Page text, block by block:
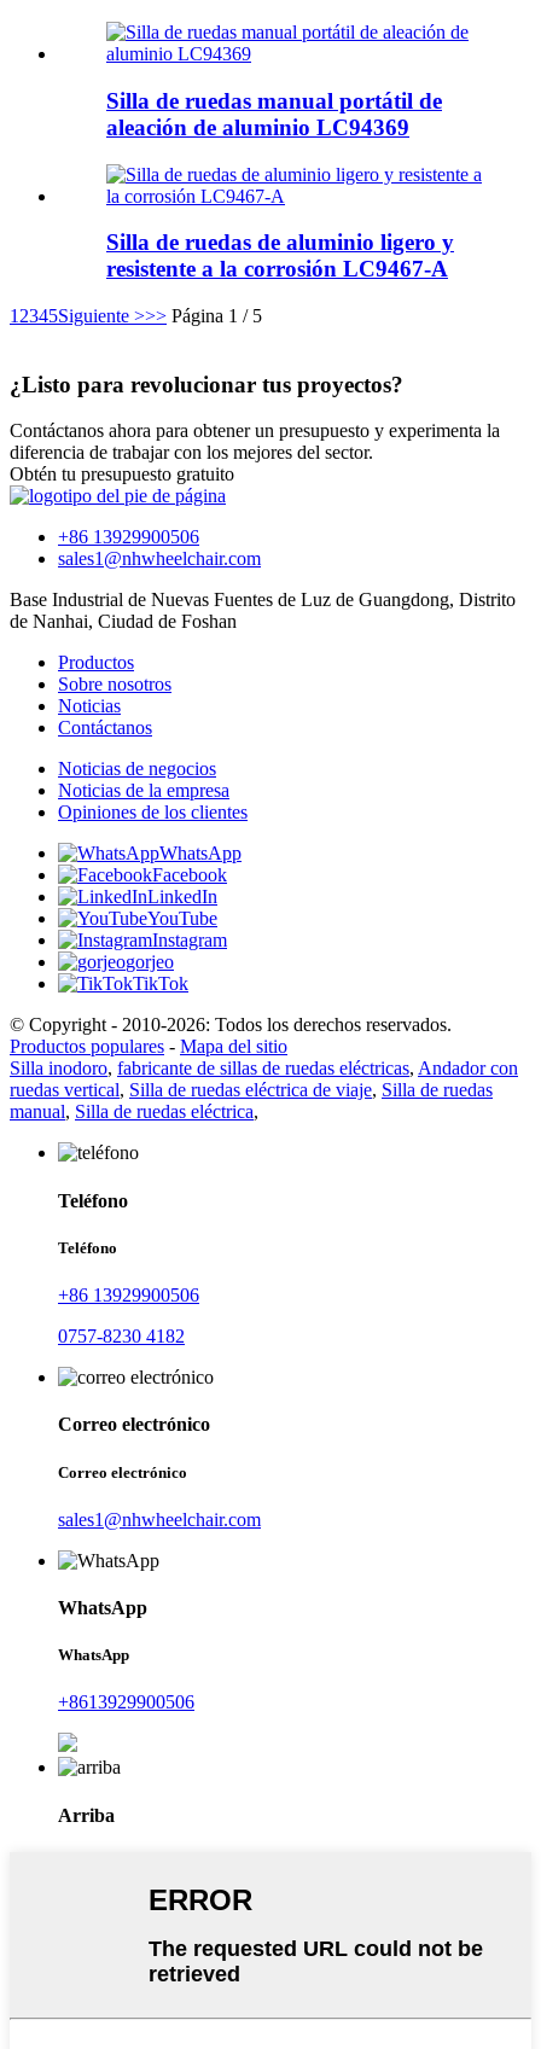
Silla de ruedas manual portátil de
aleación de aluminio LC94369
Silla de ruedas de aluminio ligero y
resistente a la corrosión LC9467-A
1 2345Siguiente >>> Página 1 / 5
¿Listo para revolucionar tus proyectos?
Contáctanos ahora para obtener un presupuesto y experimenta la
diferencia de trabajar con los mejores del sector.
Obtén tu presupuesto gratuito
+86 13929900506
sales1@nhwheelchair.com
Base Industrial de Nuevas Fuentes de Luz de Guangdong, Distrito
de Nanhai, Ciudad de Foshan
Productos
Sobre nosotros
Noticias
Contáctanos
Noticias de negocios
Noticias de la empresa
Opiniones de los clientes
WhatsApp
Facebook
LinkedIn
YouTube
Instagram
gorjeo
TikTok
© Copyright - 2010-2026: Todos los derechos reservados.
Productos populares - Mapa del sitio
Silla inodoro, fabricante de sillas de ruedas eléctricas, Andador con
ruedas vertical, Silla de ruedas eléctrica de viaje, Silla de ruedas
manual, Silla de ruedas eléctrica,
Teléfono
Teléfono
+86 13929900506
0757-8230 4182
Correo electrónico
Correo electrónico
sales1@nhwheelchair.com
WhatsApp
WhatsApp
+8613929900506
Arriba